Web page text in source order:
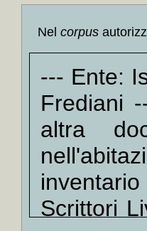
Nelcorpus
--- Ente:
Frediani
altra
Scrittori